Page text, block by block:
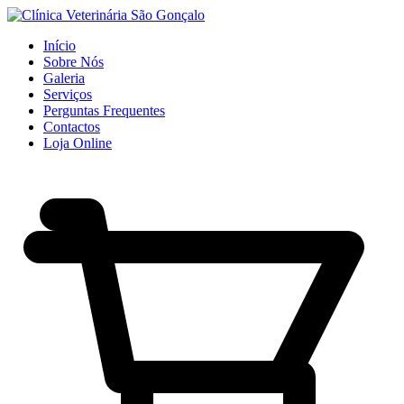
Início
Sobre Nós
Galeria
Serviços
Perguntas Frequentes
Contactos
Loja Online